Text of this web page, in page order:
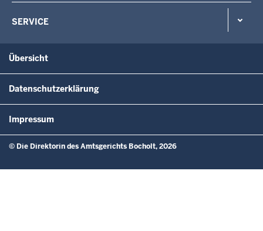
SERVICE
Übersicht
Datenschutzerklärung
Impressum
© Die Direktorin des Amtsgerichts Bocholt, 2026